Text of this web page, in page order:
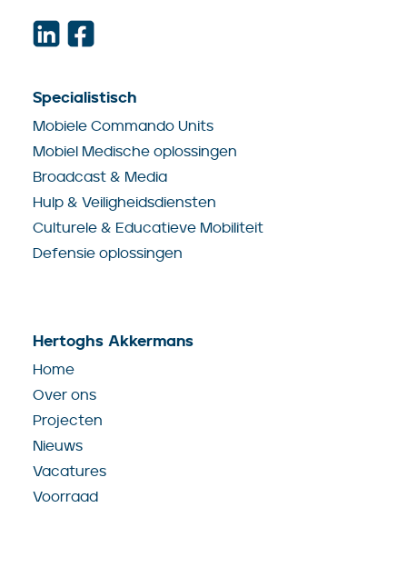
Specialistisch
Mobiele Commando Units
Mobiel Medische oplossingen
Broadcast & Media
Hulp & Veiligheidsdiensten
Culturele & Educatieve Mobiliteit
Defensie oplossingen
Hertoghs Akkermans
Home
Over ons
Projecten
Nieuws
Vacatures
Voorraad